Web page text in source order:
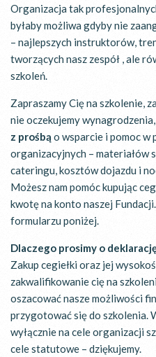
Organizacja tak
byłaby możliwa gdyby nie
– najlepszych instruktorów,
tworzących nasz zespół , ale
szkoleń.
Zapraszamy Cię na szkolenie,
nie oczekujemy
z prośbą o wsparcie i pomoc w
organizacyjnych – materiałów
cateringu, kosztów dojazdu i
Możesz nam pomóc kupując
kwotę na konto naszej
formularzu poniżej.
Dlaczego prosimy o
Zakup cegiełki oraz jej
zakwalifikowanie cię na
oszacować nasze możliwości
przygotować się do szkolenia.
wyłącznie na cele organizacji
cele statutowe – dziękujemy.